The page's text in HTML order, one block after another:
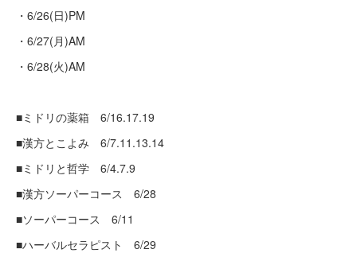
・6/26(日)PM
・6/27(月)AM
・6/28(火)AM
■ミドリの薬箱 6/16.17.19
■漢方とこよみ 6/7.11.13.14
■ミドリと哲学 6/4.7.9
■漢方ソーパーコース 6/28
■ソーパーコース 6/11
■ハーバルセラピスト 6/29